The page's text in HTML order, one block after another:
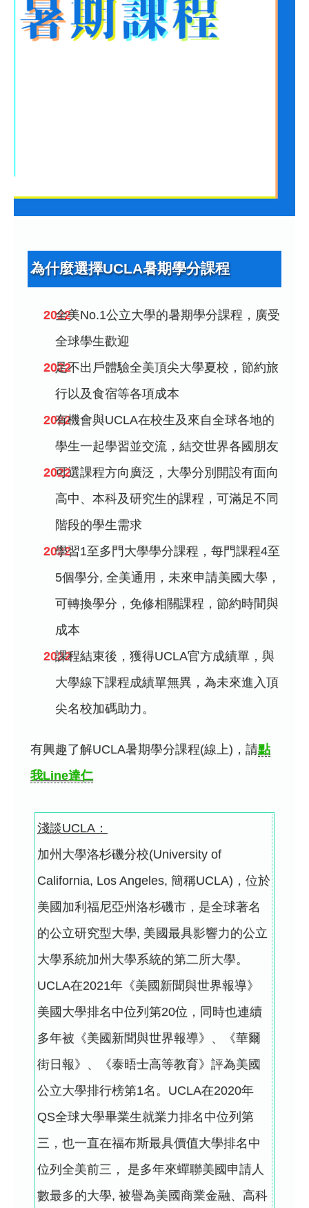
為什麼選擇UCLA暑期學分課程
全美No.1公立大學的暑期學分課程，廣受
全球學生歡迎
足不出戶體驗全美頂尖大學夏校，節約旅
行以及食宿等各項成本
有機會與UCLA在校生及來自全球各地的
學生一起學習並交流，結交世界各國朋友
可選課程方向廣泛，大學分別開設有面向
高中、本科及研究生的課程，可滿足不同
階段的學生需求
學習1至多門大學學分課程，每門課程4至
5個學分, 全美通用，未來申請美國大學，
可轉換學分，免修相關課程，節約時間與
成本
課程結束後，獲得UCLA官方成績單，與
大學線下課程成績單無異，為未來進入頂
尖名校加碼助力。
有興趣了解UCLA暑期學分課程(線上)，請點
我Line達仁
淺談UCLA：
加州大學洛杉磯分校(University of
California, Los Angeles, 簡稱UCLA)，位於
美國加利福尼亞州洛杉磯市，是全球著名
的公立研究型大學, 美國最具影響力的公立
大學系統加州大學系統的第二所大學。
UCLA在2021年《美國新聞與世界報導》
美國大學排名中位列第20位，同時也連續
多年被《美國新聞與世界報導》、《華爾
街日報》、《泰晤士高等教育》評為美國
公立大學排行榜第1名。UCLA在2020年
QS全球大學畢業生就業力排名中位列第
三，也一直在福布斯最具價值大學排名中
位列全美前三， 是多年來蟬聯美國申請人
數最多的大學, 被譽為美國商業金融、高科